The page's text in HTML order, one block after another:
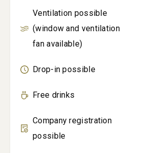
Ventilation possible
(window and ventilation
fan available)
Drop-in possible
Free drinks
Company registration
possible